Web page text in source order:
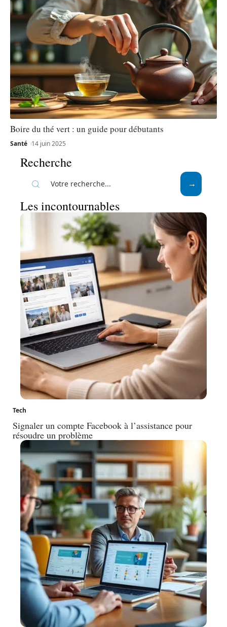
Boire du thé vert : un guide pour débutants
Santé 14 juin 2025
Recherche
Les incontournables
Tech
Signaler un compte Facebook à l’assistance pour
résoudre un problème